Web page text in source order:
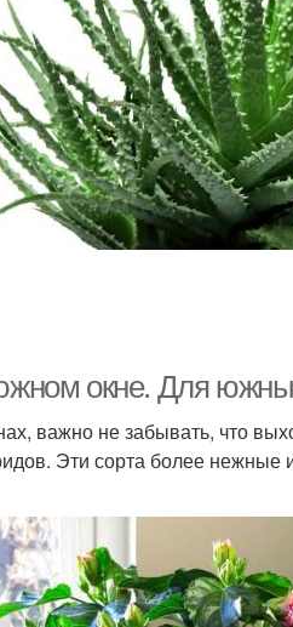
окне. Для
важно не забывать, что
Эти сорта более